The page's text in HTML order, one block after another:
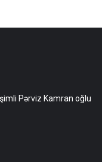
Pərviz Kamran oğlu